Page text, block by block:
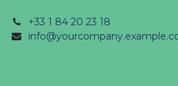
+33 1 84 20 23 18